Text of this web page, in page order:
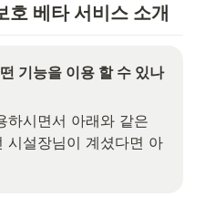
호 베타 서비스 소개
기능을 이용 할 수 있나
하시면서 아래와 같은
시설장님이 계셨다면 아